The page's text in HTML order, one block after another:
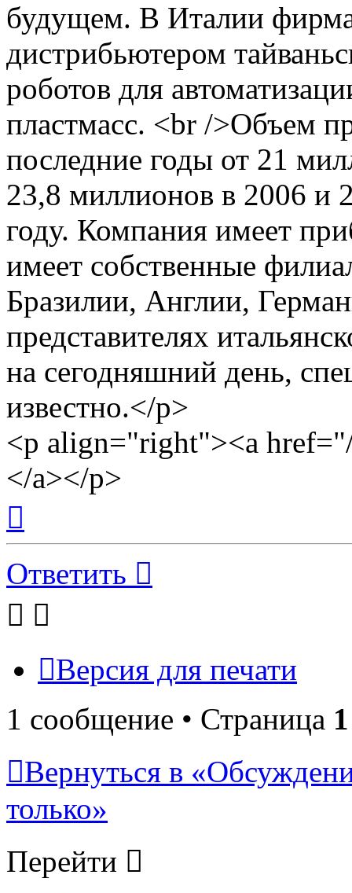
будущем. В Италии
дистрибьютером
роботов для
пластмасс. <br />Объем
последние годы от 21
23,8 миллионов в 2006 и
году. Компания имеет
имеет собственные
Бразилии, Англии,
представителях
на сегодняшний день,
известно.</p>
<p align="right"><a
</a></p>
началу
Ответить
Версия для печати
1 сообщение • Страница 1
Вернуться в
только»
Перейти